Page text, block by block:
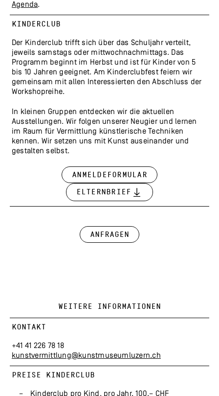
Agenda.
KINDERCLUB
Der Kinderclub trifft sich über das Schuljahr verteilt,
jeweils samstags oder mittwochnachmittags. Das
Programm beginnt im Herbst und ist für Kinder von 5
bis 10 Jahren geeignet. Am Kinderclubfest feiern wir
gemeinsam mit allen Interessierten den Abschluss der
Workshopreihe.
In kleinen Gruppen entdecken wir die aktuellen
Ausstellungen. Wir folgen unserer Neugier und lernen
im Raum für Vermittlung künstlerische Techniken
kennen. Wir setzen uns mit Kunst auseinander und
gestalten selbst.
Anmeldeformular
Elternbrief
Anfragen
WEITERE INFORMATIONEN
KONTAKT
+41 41 226 78 18
kunstvermittlung@kunstmuseumluzern.ch
PREISE KINDERCLUB
Kinderclub pro Kind, pro Jahr, 100.– CHF